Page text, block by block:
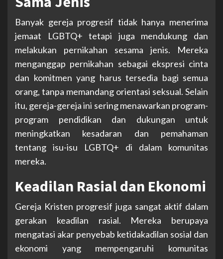
Banyak gereja progresif tidak hanya menerima
jemaat LGBTQ+ tetapi juga mendukung dan
melakukan pernikahan sesama jenis. Mereka
menganggap pernikahan sebagai ekspresi cinta
dan komitmen yang harus tersedia bagi semua
orang, tanpa memandang orientasi seksual. Selain
itu, gereja-gereja ini sering menawarkan program-
program pendidikan dan dukungan untuk
meningkatkan kesadaran dan pemahaman
tentang isu-isu LGBTQ+ di dalam komunitas
mereka.
Keadilan Rasial dan Ekonomi
Gereja Kristen progresif juga sangat aktif dalam
gerakan keadilan rasial. Mereka berupaya
mengatasi akar penyebab ketidakadilan sosial dan
ekonomi yang mempengaruhi komunitas